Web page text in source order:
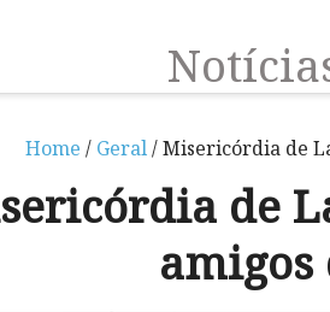
Home / Geral/ Misericórdia de
de